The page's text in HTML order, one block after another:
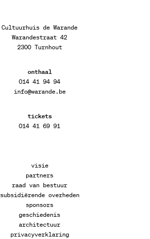
Cultuurhuis de Warande
Warandestraat 42
2300 Turnhout
onthaal
014 41 94 94
info@warande.be
tickets
014 41 69 91
visie
partners
raad van bestuur
subsidiërende overheden
sponsors
geschiedenis
architectuur
privacyverklaring